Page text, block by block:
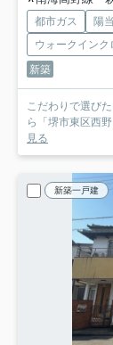
都市ガス 陽
ウォークインク
新築
こだわりで選び
ら「堺市東区西
見る
新築一戸建